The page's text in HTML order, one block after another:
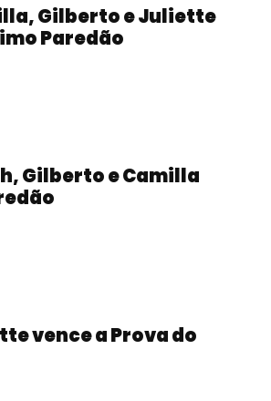
Gilberto e Juliette
Paredão
Gilberto e Camilla
vence a Prova do